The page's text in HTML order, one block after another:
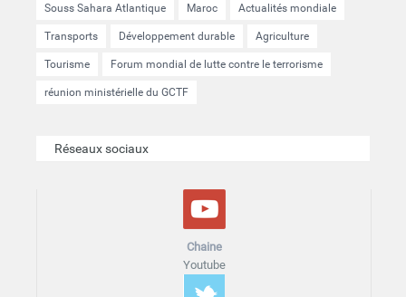
Souss Sahara Atlantique Maroc Actualités mondiale
Transports Développement durable Agriculture
Tourisme Forum mondial de lutte contre le terrorisme
réunion ministérielle du GCTF
Réseaux sociaux
Chaine
Youtube